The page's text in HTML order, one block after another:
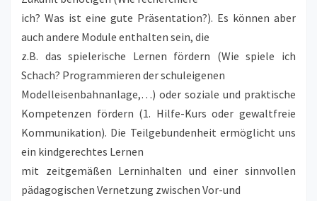
ich? Was ist eine gute Präsentation?). Es können aber
auch andere Module enthalten sein, die
z.B. das spielerische Lernen fördern (Wie spiele ich
Schach? Programmieren der schuleigenen
Modelleisenbahnanlage,…) oder soziale und praktische
Kompetenzen fördern (1. Hilfe-Kurs oder gewaltfreie
Kommunikation). Die Teilgebundenheit ermöglicht uns
ein kindgerechtes Lernen
mit zeitgemäßen Lerninhalten und einer sinnvollen
pädagogischen Vernetzung zwischen Vor-und